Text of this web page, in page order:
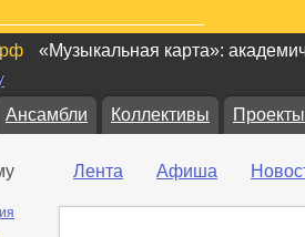
«Музыкальная карта»:
Ансамбли Коллективы Проекты
Лента Афиша